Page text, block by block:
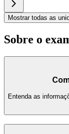
Mostrar todas as
Sobre o
Entenda as